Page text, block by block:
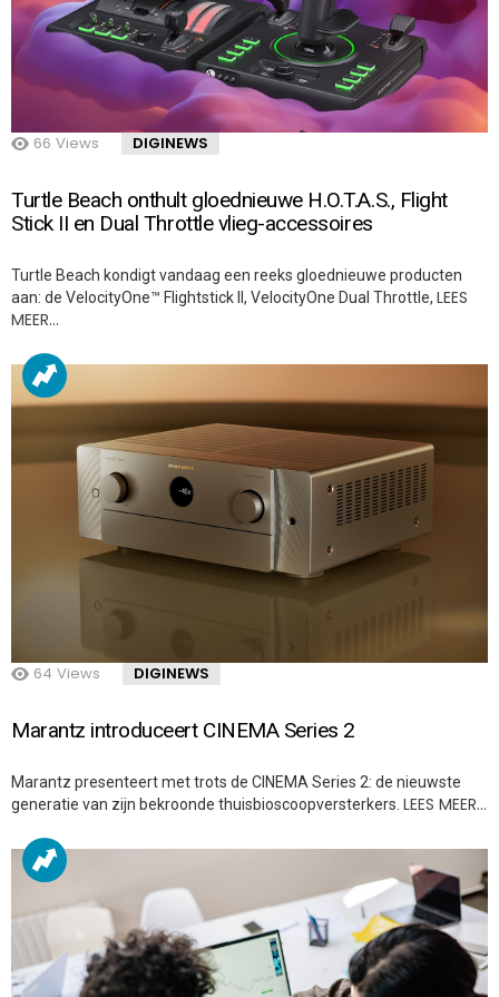
66 Views DIGINEWS
Turtle Beach onthult gloednieuwe H.O.T.A.S., Flight
Stick II en Dual Throttle vlieg-accessoires
Turtle Beach kondigt vandaag een reeks gloednieuwe producten
aan: de VelocityOne™ Flightstick II, VelocityOne Dual Throttle, LEES
MEER…
64 Views DIGINEWS
Marantz introduceert CINEMA Series 2
Marantz presenteert met trots de CINEMA Series 2: de nieuwste
generatie van zijn bekroonde thuisbioscoopversterkers. LEES MEER…